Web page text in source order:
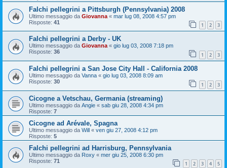
Falchi pellegrini a Pittsburgh (Pennsylvania) 2008
Ultimo messaggio da Giovanna « mar lug 08, 2008 4:57 pm
Risposte: 41 1 2 3
Falchi pellegrini a Derby - UK
Ultimo messaggio da Giovanna « gio lug 03, 2008 7:18 pm
Risposte: 36 1 2 3
Falchi pellegrini a San Jose City Hall - California 2008
Ultimo messaggio da Vanna « gio lug 03, 2008 8:09 am
Risposte: 30 1 2 3
Cicogne a Vetschau, Germania (streaming)
Ultimo messaggio da Angie « sab giu 28, 2008 4:34 pm
Risposte: 7
Cicogne ad Arévale, Spagna
Ultimo messaggio da Will « ven giu 27, 2008 4:12 pm
Risposte: 5
Falchi pellegrini ad Harrisburg, Pennsylvania
Ultimo messaggio da Roxy « mer giu 25, 2008 6:30 pm
Risposte: 71 1 2 3 4 5